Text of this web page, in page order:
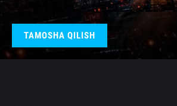
TAMOSHA QILISH